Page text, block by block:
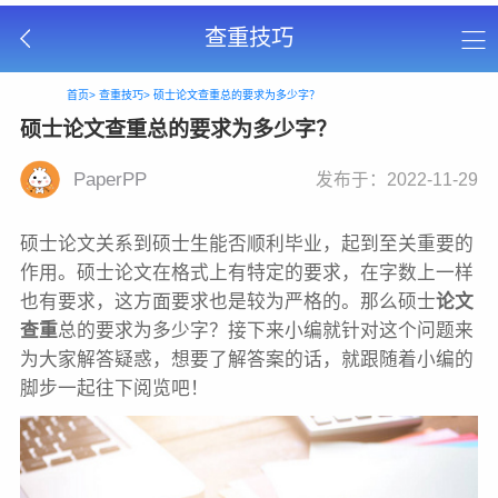
查重技巧
首页> 查重技巧> 硕士论文查重总的要求为多少字？
硕士论文查重总的要求为多少字？
PaperPP 发布于：2022-11-29
硕士论文关系到硕士生能否顺利毕业，起到至关重要的
作用。硕士论文在格式上有特定的要求，在字数上一样
也有要求，这方面要求也是较为严格的。那么硕士论文
查重总的要求为多少字？接下来小编就针对这个问题来
为大家解答疑惑，想要了解答案的话，就跟随着小编的
脚步一起往下阅览吧！